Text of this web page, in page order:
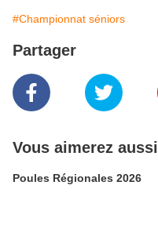
#Championnat séniors
Partager
Vous aimerez aussi
Poules Régionales 2026